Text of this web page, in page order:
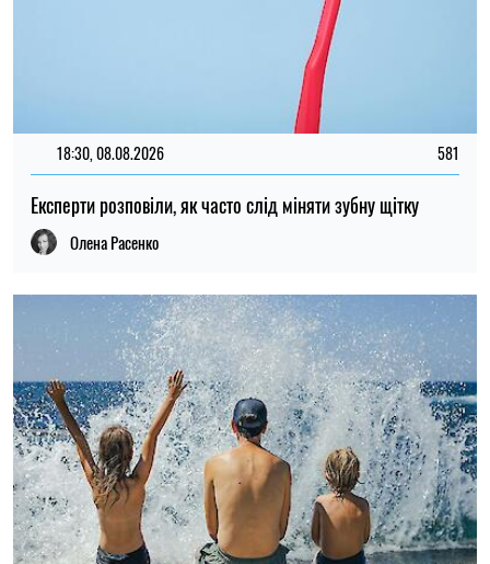
18:30, 08.08.2026 581
Експерти розповіли, як часто слід міняти зубну щітку
Олена Расенко